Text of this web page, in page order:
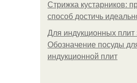
Стрижка кустарников:
способ достичь
Для индукционных плит
Обозначение посуды
индукционной плит